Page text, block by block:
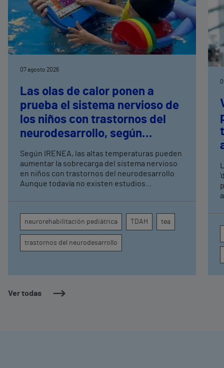
Ver todas
07 agosto 2026
Las olas de calor ponen a
prueba el sistema nervioso de
los niños con trastornos del
neurodesarrollo, según
neurorrehabilitación
pediátrica de Vithas
Según IRENEA, las altas temperaturas pueden
aumentar la sobrecarga del sistema nervioso
en niños con trastornos del neurodesarrollo
Aunque todavía no existen estudios
atención, la regulación emocional y la
conducta
neurorehabilitación pediátrica TDAH tea
trastornos del neurodesarrollo